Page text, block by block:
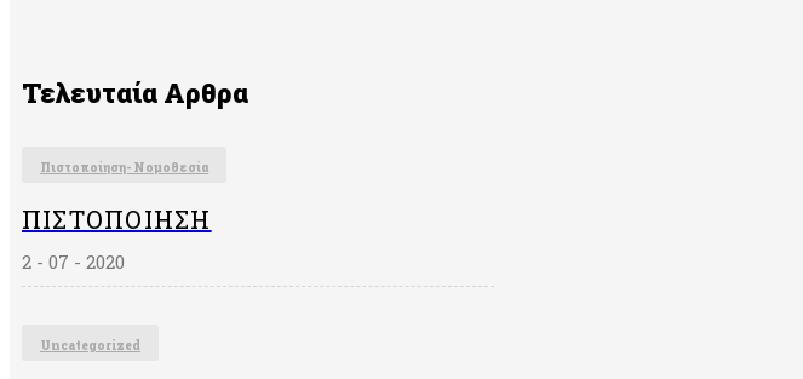
Τελευταία Αρθρα
Πιστοποίηση- Νομοθεσία
ΠΙΣΤΟΠΟΊΗΣΗ
2 - 07 - 2020
Uncategorized